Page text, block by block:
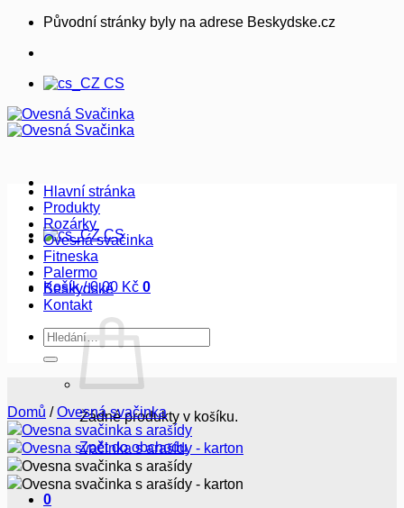
Přeskočit
obsah
Původní stránky byly na adrese Beskydske.cz
CS
CS
Košík /0,00 Kč 0
Žádné produkty v košíku.
Zpět do obchodu
0
Hlavní stránka
Produkty
Rozárky
Ovesná svačinka
Fitneska
Palermo
Beskydské
Kontakt
Hledat:
Domů / Ovesná svačinka